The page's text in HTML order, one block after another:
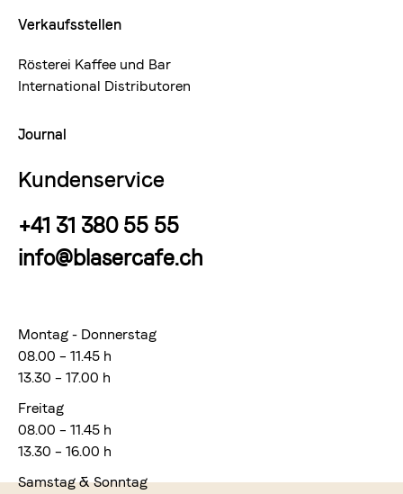
Verkaufsstellen
Rösterei Kaffee und Bar
International Distributoren
Journal
Kundenservice
+41 31 380 55 55
info@blasercafe.ch
Montag - Donnerstag
08.00 – 11.45 h
13.30 – 17.00 h
Freitag
08.00 – 11.45 h
13.30 – 16.00 h
Samstag & Sonntag